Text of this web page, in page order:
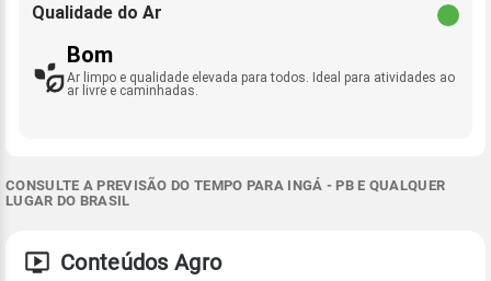
Qualidade do Ar
Bom
Ar limpo e qualidade elevada para todos. Ideal para atividades ao
ar livre e caminhadas.
CONSULTE A PREVISÃO DO TEMPO PARA INGÁ - PB E QUALQUER
LUGAR DO BRASIL
Conteúdos Agro